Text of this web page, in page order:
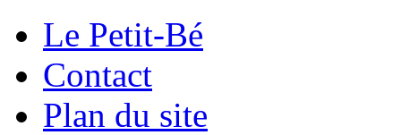
Le Petit-Bé
Contact
Plan du site